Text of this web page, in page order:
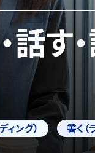
話す
ィング） 書く（